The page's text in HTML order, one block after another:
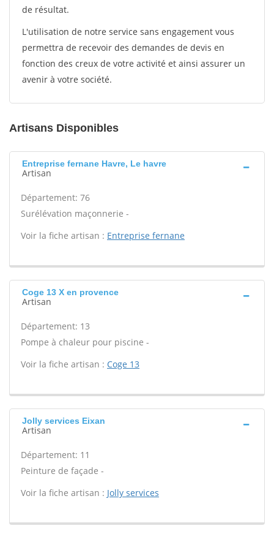
de résultat.
L'utilisation de notre service sans engagement vous
permettra de recevoir des demandes de devis en
fonction des creux de votre activité et ainsi assurer un
avenir à votre société.
Artisans Disponibles
Entreprise fernane Havre, Le havre
Artisan
Département: 76
Surélévation maçonnerie -
Voir la fiche artisan : Entreprise fernane
Coge 13 X en provence
Artisan
Département: 13
Pompe à chaleur pour piscine -
Voir la fiche artisan : Coge 13
Jolly services Eixan
Artisan
Département: 11
Peinture de façade -
Voir la fiche artisan : Jolly services